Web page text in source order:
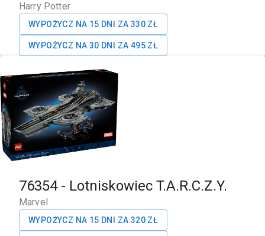
Harry Potter
WYPOŻYCZ NA 15 DNI ZA 330 ZŁ
WYPOŻYCZ NA 30 DNI ZA 495 ZŁ
76354- Lotniskowiec T.A.R.C.Z.Y.
Marvel
WYPOŻYCZ NA 15 DNI ZA 320 ZŁ